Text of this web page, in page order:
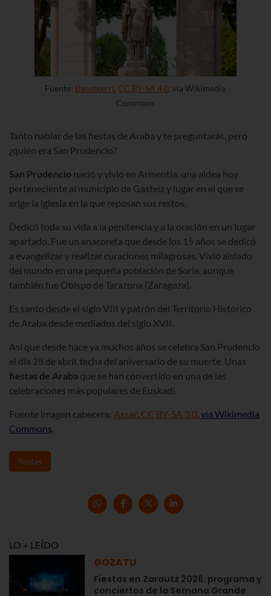
Fuente: Basotxerri, CC BY-SA 4.0, via Wikimedia
Commons
Tanto hablar de las fiestas de Araba y te preguntarás, pero
¿quién era San Prudencio?
San Prudencio nació y vivió en Armentia, una aldea hoy
perteneciente al municipio de Gasteiz y lugar en el que se
erige la iglesia en la que reposan sus restos.
Dedicó toda su vida a la penitencia y a la oración en un lugar
apartado. Fue un anacoreta que desde los 15 años se dedicó
a evangelizar y realizar curaciones milagrosas. Vivió aislado
del mundo en una pequeña población de Soria, aunque
también fue Obispo de Tarazona (Zaragoza).
Es santo desde el siglo VIII y patrón del Territorio Histórico
de Araba desde mediados del siglo XVII.
Así que desde hace ya muchos años se celebra San Prudencio
el día 28 de abril, fecha del aniversario de su muerte. Unas
fiestas de Araba que se han convertido en una de las
celebraciones más populares de Euskadi.
Fuente imagen cabecera: Assar, CC BY-SA 3.0, via Wikimedia
Commons.
fiestas
LO + LEÍDO
GOZATU
Fiestas en Zarautz 2026: programa y
conciertos de la Semana Grande